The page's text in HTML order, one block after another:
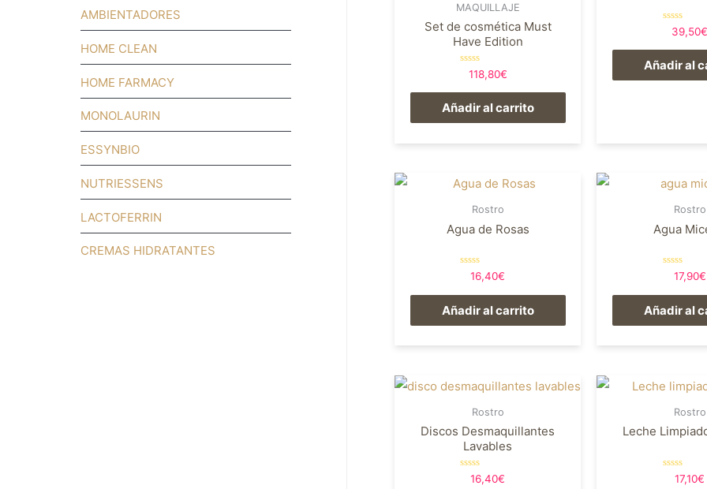
AMBIENTADORES
HOME CLEAN
HOME FARMACY
MONOLAURIN
ESSYNBIO
NUTRIESSENS
LACTOFERRIN
CREMAS HIDRATANTES
MAQUILLAJE
Set de cosmética Must
Have Edition
Valorado
0
de
5
118,80€
Añadir al carrito
Valorado
0
de
5
39,50€
Añadir al
Rostro
Agua de Rosas
Valorado
0
5
16,40€
Añadir al carrito
Rostro
Agua
Valorado
0
5
17,90€
Añadir al
Rostro
Discos Desmaquillantes
Lavables
Valorado
16,40€
Rostro
Leche
Valorado
17,10€